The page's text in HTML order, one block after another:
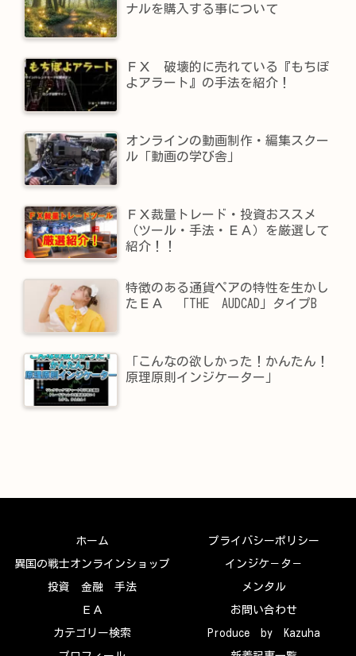
ナルを購入する事について
ＦＸ 破壊的に売れている『もちぽ
よアラート』の手法を紹介！
オンラインの動画制作・編集スクー
ル「動画の学び舎」
ＦＸ裁量トレード・投資おススメ
（ツール・手法・ＥＡ）を厳選して
紹介！！
特徴のある通貨ペアの特性を生かし
たＥＡ 「THE AUDCAD」タイプB
「こんなの欲しかった！かんたん！
原理原則インジケーター」
ホーム プライバシーポリシー
異国の戦士オンラインショップ インジケ－タ－
投資 金融 手法 メンタル
ＥＡ お問い合わせ
カテゴリー検索 Produce by Kazuha